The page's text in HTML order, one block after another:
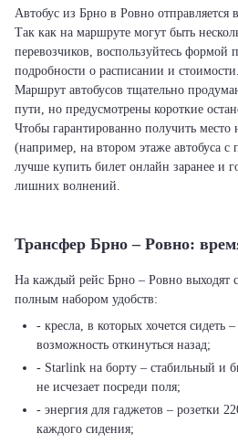
Автобус из Брно в Ровно отправляется
Так как на маршруте могут быть
перевозчиков, воспользуйтесь формой
подробности о расписании и стоимости.
Маршрут автобусов тщательно
пути, но предусмотрены короткие
Чтобы гарантированно получить место
(например, на втором этаже автобуса
лучше купить билет онлайн заранее и
лишних волнений.
Трансфер Брно – Ровно:
На каждый рейс Брно – Ровно выходят
полным набором удобств:
- кресла, в которых хочется сидеть
возможность откинуться назад;
- Starlink на борту – стабильный и
не исчезает посреди поля;
- энергия для гаджетов – розетки
каждого сидения;